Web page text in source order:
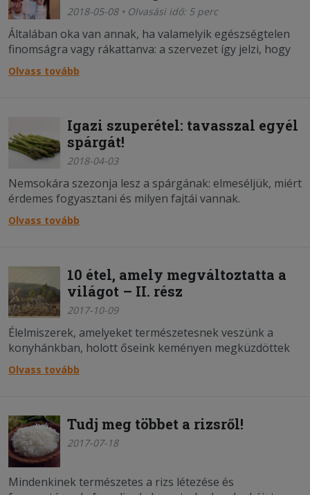
2018-05-08 • Olvasási idő: 5 perc
Általában oka van annak, ha valamelyik egészségtelen
finomságra vagy rákattanva: a szervezet így jelzi, hogy
mire van szüksége.
Olvass tovább
Igazi szuperétel: tavasszal egyél
spárgát!
2018-04-03
Nemsokára szezonja lesz a spárgának: elmeséljük, miért
érdemes fogyasztani és milyen fajtái vannak.
Olvass tovább
10 étel, amely megváltoztatta a
világot – II. rész
2017-10-09
Élelmiszerek, amelyeket természetesnek veszünk a
konyhánkban, holott őseink keményen megküzdöttek
azért, hogy mára gondtalanul élvezhessük az ízeiket.
Olvass tovább
Tudj meg többet a rizsről!
2017-07-18
Mindenkinek természetes a rizs létezése és